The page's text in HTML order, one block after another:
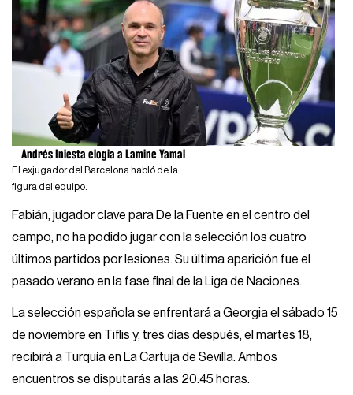
Andrés Iniesta elogia a Lamine Yamal
El exjugador del Barcelona habló de la
figura del equipo.
Fabián, jugador clave para De la Fuente en el centro del
campo, no ha podido jugar con la selección los cuatro
últimos partidos por lesiones. Su última aparición fue el
pasado verano en la fase final de la Liga de Naciones.
La selección española se enfrentará a Georgia el sábado 15
de noviembre en Tiflis y, tres días después, el martes 18,
recibirá a Turquía en La Cartuja de Sevilla. Ambos
encuentros se disputarás a las 20:45 horas.